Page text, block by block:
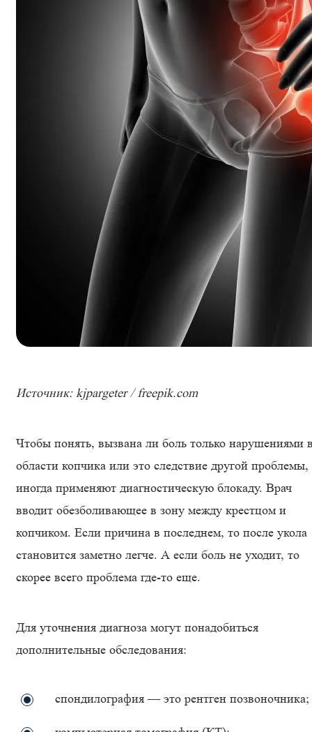
Источник: kjpargeter / freepik.com
Чтобы понять, вызвана ли боль только нарушениями
области копчика или это следствие другой проблемы,
иногда применяют диагностическую блокаду. Врач
вводит обезболивающее в зону между крестцом и
копчиком. Если причина в последнем, то после укола
становится заметно легче. А если боль не уходит, то
скорее всего проблема где-то еще.
Для уточнения диагноза могут понадобиться
дополнительные обследования:
спондилография — это рентген позвоночника;